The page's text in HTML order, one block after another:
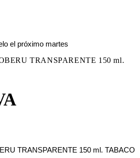
el próximo martes
TRANSPARENTE 150 ml.
TRANSPARENTE 150 ml. TABACO